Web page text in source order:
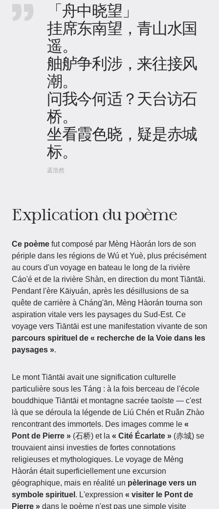
「舟中晓望」
挂席东南望，青山水国
遥。
舳舻争利涉，来往接风
潮。
问我今何适？天台访石
桥。
坐看霞色晓，疑是赤城
标。
孟浩然
Explication du poème
Ce poème fut composé par Mèng Hàorán lors de son
périple dans les régions de Wú et Yuè, plus précisément
au cours d'un voyage en bateau le long de la rivière
Cáo'é et de la rivière Shàn, en direction du mont Tiāntāi.
Pendant l'ère Kāiyuán, après les désillusions de sa
quête de carrière à Cháng'ān, Mèng Hàorán tourna son
aspiration vitale vers les paysages du Sud-Est. Ce
voyage vers Tiāntāi est une manifestation vivante de son
parcours spirituel de « recherche de la Voie dans les
paysages ».
Le mont Tiāntāi avait une signification culturelle
particulière sous les Táng : à la fois berceau de l'école
bouddhique Tiāntāi et montagne sacrée taoïste — c'est
là que se déroula la légende de Liú Chén et Ruǎn Zhào
rencontrant des immortels. Des images comme le «
Pont de Pierre » (石桥) et la « Cité Écarlate » (赤城) se
trouvaient ainsi investies de fortes connotations
religieuses et mythologiques. Le voyage de Mèng
Hàorán était superficiellement une excursion
géographique, mais en réalité un pèlerinage vers un
symbole spirituel . L'expression « visiter le Pont de
Pierre » dans le poème n'est pas une simple visite